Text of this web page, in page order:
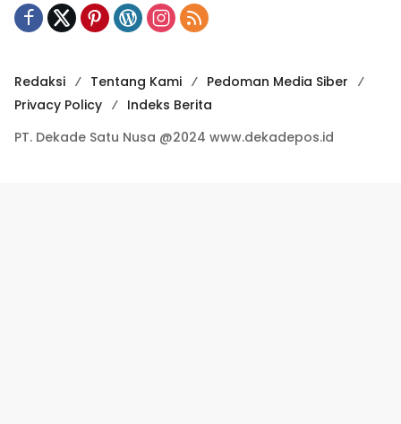
Redaksi Tentang Kami
Pedoman Media Siber
Privacy Policy
Indeks Berita
PT. Dekade Satu Nusa @2024 www.dekadepos.id